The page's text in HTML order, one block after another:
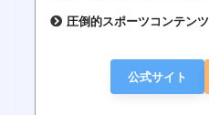
圧倒的スポーツコンテンツ
公式サイト